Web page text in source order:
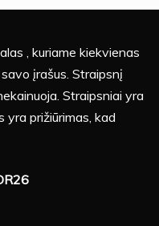
, kuriame kiekvienas
įrašus. Straipsnį
Straipsniai yra
yra prižiūrimas, kad